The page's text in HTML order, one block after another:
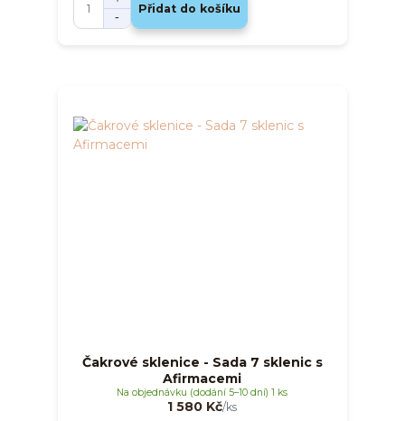
Přidat do košíku
Čakrové sklenice - Sada 7 sklenic s
Afirmacemi
1 580 Kč/ks
Na objednávku (dodání 5–10 dní) 1 ks